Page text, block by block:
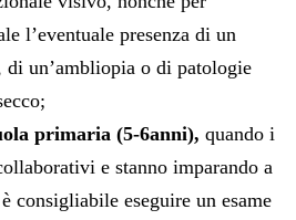
l’eventuale presenza di un
un’ambliopia o di patologie
primaria (5-6anni), quando i
e stanno imparando a
consigliabile eseguire un esame